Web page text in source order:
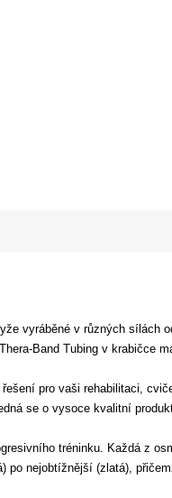
vyráběné v různých
Band Tubing v krabičce
pro vaši rehabilitaci,
se o vysoce kvalitní
tréninku. Každá z
po nejobtížnější (zlatá),